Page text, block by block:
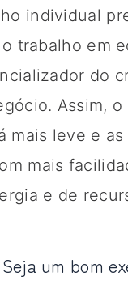
individual
trabalho em
do
Assim, o
mais leve e
mais
e de
um bom